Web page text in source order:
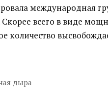
международная
Скорее всего в виде
количество
дыра